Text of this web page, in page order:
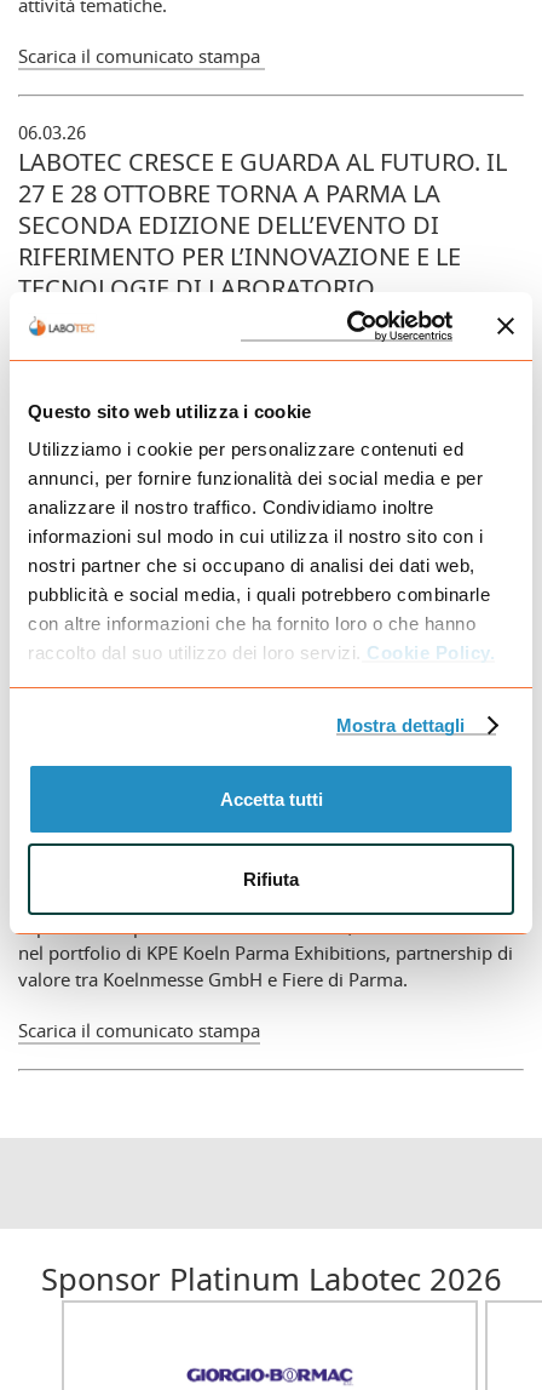
Questo sito web utilizza i cookie
Utilizziamo i cookie per personalizzare contenuti ed
annunci, per fornire funzionalità dei social media e per
analizzare il nostro traffico. Condividiamo inoltre
informazioni sul modo in cui utilizza il nostro sito con i
nostri partner che si occupano di analisi dei dati web,
pubblicità e social media, i quali potrebbero combinarle
con altre informazioni che ha fornito loro o che hanno
raccolto dal suo utilizzo dei loro servizi. Cookie Policy.
Mostra dettagli
Accetta tutti
Rifiuta
attività tematiche.
Scarica il comunicato stampa
06.03.26
LABOTEC CRESCE E GUARDA AL FUTURO. IL
27 E 28 OTTOBRE TORNA A PARMA LA
SECONDA EDIZIONE DELL’EVENTO DI
RIFERIMENTO PER L’INNOVAZIONE E LE
TECNOLOGIE DI LABORATORIO
Il 27 e 28 ottobre Labotec torna a Parma con la sua seconda
edizione, pronta a consolidarsi come osservatorio concreto
compatto e ad alto valore, capace di riunire in sole 2
giornate una proposta espositiva specializzata, contenuti
tecnico scientifici, dimostrazioni dal vivo e occasioni di
networking mirate.
Scarica il comunicato stampa
30.10.25
250 TRA AZIENDE E BRAND, OLTRE 25
SEMINARI E WORKSHOP, PIÙ DI 4.000
PROFESSIONISTI PROVENIENTI DALL’ITALIA
FIERA NAZIONALE DEDICATA ALLE
TECNOLOGIE PER I LABORATORI
aspettativa la prima edizione di Labotec, nuova eccellenza
nel portfolio di KPE Koeln Parma Exhibitions, partnership di
valore tra Koelnmesse GmbH e Fiere di Parma.
Scarica il comunicato stampa
Sponsor Platinum Labotec 2026